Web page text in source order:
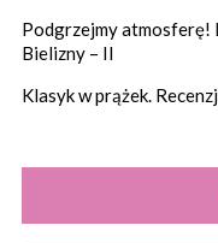
Podgrzejmy atmosferę!
Bielizny – II
Klasyk w prążek.